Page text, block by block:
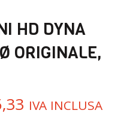
HD DYNA
ORIGINALE,
Fascia
IVA INCLUSA